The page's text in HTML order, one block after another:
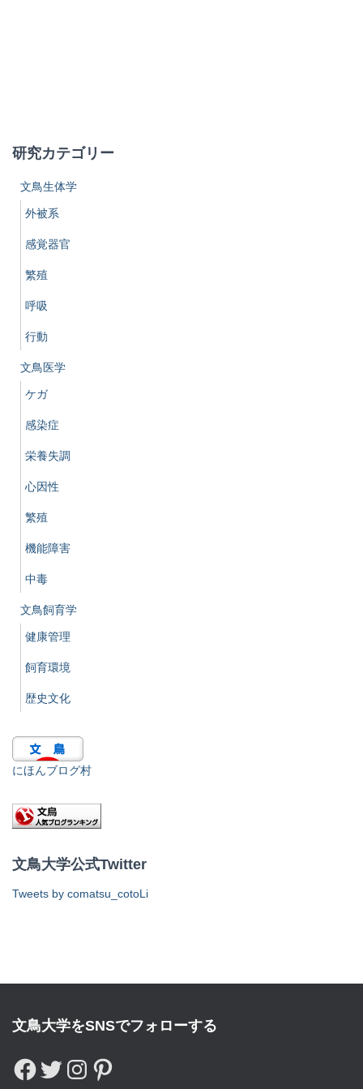
研究カテゴリー
文鳥生体学
外被系
感覚器官
繁殖
呼吸
行動
文鳥医学
ケガ
感染症
栄養失調
心因性
繁殖
機能障害
中毒
文鳥飼育学
健康管理
飼育環境
歴史文化
にほんブログ村
文鳥大学公式Twitter
Tweets by comatsu_cotoLi
文鳥大学をSNSでフォローする